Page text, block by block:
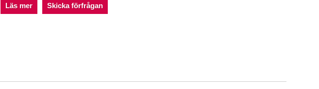
Läs mer Skicka förfrågan